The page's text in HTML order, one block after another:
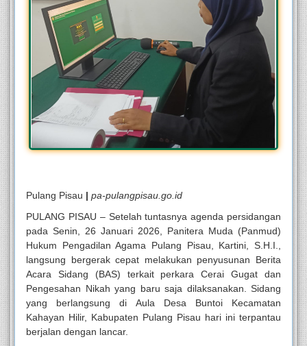
Pulang Pisau | pa-pulangpisau.go.id
PULANG PISAU – Setelah tuntasnya agenda persidangan
pada Senin, 26 Januari 2026, Panitera Muda (Panmud)
Hukum Pengadilan Agama Pulang Pisau, Kartini, S.H.I.,
langsung bergerak cepat melakukan penyusunan Berita
Acara Sidang (BAS) terkait perkara Cerai Gugat dan
Pengesahan Nikah yang baru saja dilaksanakan. Sidang
yang berlangsung di Aula Desa Buntoi Kecamatan
Kahayan Hilir, Kabupaten Pulang Pisau hari ini terpantau
berjalan dengan lancar.